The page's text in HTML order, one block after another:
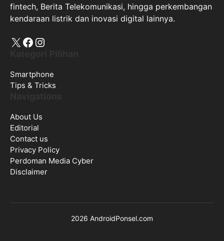
fintech, Berita Telekomunikasi, hingga perkembangan
kendaraan listrik dan inovasi digital lainnya.
X Facebook
Instagram
Smartphone
Tips & Tricks
About Us
Editorial
Contact us
Privacy Policy
Perdoman Media Cyber
Disclaimer
2026 AndroidPonsel.com